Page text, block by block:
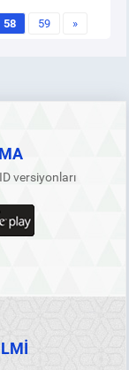
58 59 »
versiyonları